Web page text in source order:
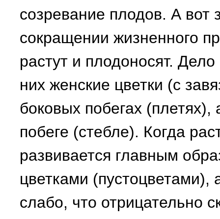
созревание плодов. А вот
сокращении жизненного
растут и плодоносят.
них женские цветки (с
боковых побегах
побеге (стебле). Когда
развивается главным
цветками (пустоцветами),
слабо, что отрицательно